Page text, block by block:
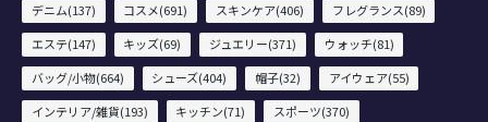
デニム(137)
コスメ(691) スキンケア(406)
フレグランス(89)
エステ(147)
キッズ(69) ジュエリー(371)
ウォッチ(81)
バッグ/小物(664)
シューズ(404) 帽子(32)
アイウェア(55)
インテリア/雑貨(193)
キッチン(71)
スポーツ(370)